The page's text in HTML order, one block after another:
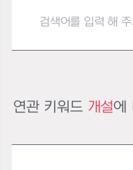
연관 키워드 개설에